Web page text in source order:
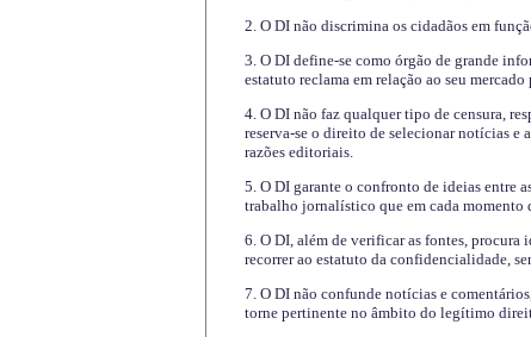
2. O DI não discrimina os cidadãos em
3. O DI define-se como órgão de grande
estatuto reclama em relação ao seu
4. O DI não faz qualquer tipo de censura,
reserva-se o direito de selecionar notícias e
razões editoriais.
5. O DI garante o confronto de ideias entre
trabalho jornalístico que em cada momento
6. O DI, além de verificar as fontes,
recorrer ao estatuto da confidencialidade,
7. O DI não confunde notícias e
torne pertinente no âmbito do legítimo